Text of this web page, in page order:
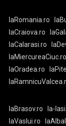
laRomania.ro
laCraiova.ro
laCalarasi.ro
laMiercureaCiuc.ro
laOradea.ro
laBrasov.ro la-
laVaslui.ro